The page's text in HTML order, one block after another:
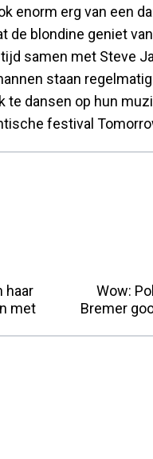
enorm erg van een
de blondine geniet
samen met Steve
staan
dansen op hun
festival
haar
met
Wow:
Bremer